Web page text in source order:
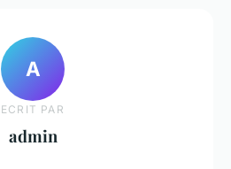
A
ECRIT PAR
admin